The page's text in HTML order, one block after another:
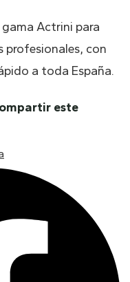
Actrini para
profesionales, con
a toda España.
este